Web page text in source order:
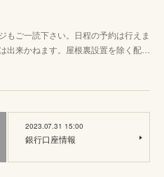
もご一読下さい。日程の予約は行えま
出来かねます。屋根裏設置を除く配…
2023.07.31 15:00
銀行口座情報